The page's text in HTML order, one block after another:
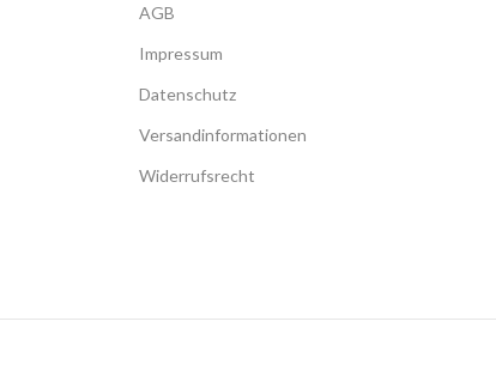
AGB
Impressum
Datenschutz
Versandinformationen
Widerrufsrecht